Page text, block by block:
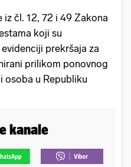
čl. 12, 72 i 49 Zakona
koji su
prekršaja za
prilikom ponovnog
osoba u Republiku
kanale